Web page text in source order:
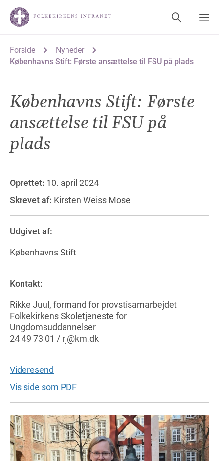
Forside
Nyheder
Københavns Stift: Første ansættelse til FSU på plads
Københavns Stift: Første
ansættelse til FSU på
plads
Oprettet: 10. april 2024
Skrevet af: Kirsten Weiss Mose
Udgivet af:
Københavns Stift
Kontakt:
Rikke Juul, formand for provstisamarbejdet
Folkekirkens Skoletjeneste for
Ungdomsuddannelser
24 49 73 01 / rj@km.dk
Videresend
Vis side som PDF